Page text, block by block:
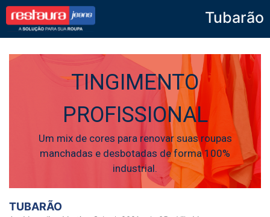
Tubarão
TINGIMENTO
PROFISSIONAL
Um mix de cores para renovar suas roupas
manchadas e desbotadas de forma 100%
industrial.
TUBARÃO